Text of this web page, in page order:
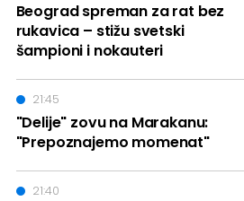
Beograd spreman za rat bez
rukavica – stižu svetski
šampioni i nokauteri
"Delije" zovu na Marakanu:
"Prepoznajemo momenat"
21:45
21:40